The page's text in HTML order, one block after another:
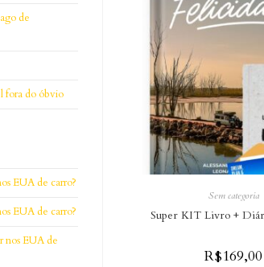
Sem categoria
Super KIT Livro +
R$169,00
de
fora do óbvio
EUA de carro?
EUA de carro?
nos EUA de